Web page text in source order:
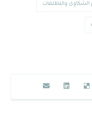
الشكاوى والتظلمات